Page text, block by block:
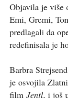
Objavila je više
Emi, Gremi,
predlagali da
redefinisala je
Barbra
je osvojila
film Jentl, i još